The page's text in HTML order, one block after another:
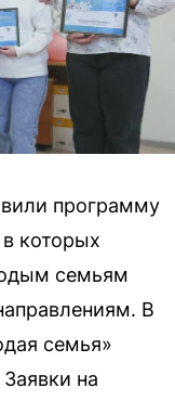
программу
которых
семьям
В
семья»
на